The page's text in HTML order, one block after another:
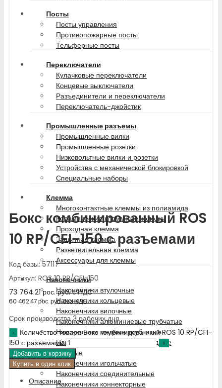
Посты
Посты управления
Противопожарные посты
Тельферные посты
Переключатели
Кулачковые переключатели
Концевые выключатели
Разъединители и переключатели
Переключатель-джойстик
Промышленные разъемы
Промышленные вилки
Промышленные розетки
Низковольтные вилки и розетки
Устройства с механической блокировкой
Специальные наборы
Клемма
Многоконтактные клеммы из полиамида
Керамические клеммные колодки
Проходная клемма
Защитная клемма
Разветвительная клемма
Аксессуары для клеммы
Наконечники
Наконечники втулочные
Наконечники кольцевые
Наконечники вилочные
Наконечники алюминиевые трубчатые
Наконечники медные трубчатые
Наконечники алюминиево-медные
трубчатые
Наконечники игольчатые
Наконечники соединительные
Наконечники коннекторные
Бокс комбинированный ROS
10 RP/CFI-150 с разъемами
Код базы: 57117
Артикул: ROS 10 RP/CFI-150
73 764.21рос. руб.с НДС
60 462.47рос. руб.без НДС
Срок производства 3 рабочих дня
Количество товара Бокс комбинированный ROS 10 RP/CFI-
150 с разъемами
Добавить в корзину
Купить в один клик
Описание